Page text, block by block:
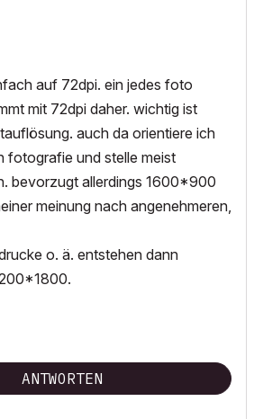
auf 72dpi. ein jedes foto
mit 72dpi daher. wichtig ist
auch da orientiere ich
fotografie und stelle meist
bevorzugt allerdings 1600*900
meinung nach angenehmeren,
o. ä. entstehen dann
ANTWORTEN